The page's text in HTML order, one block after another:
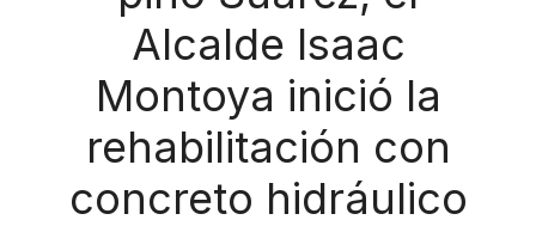
Alcalde Isaac
Montoya inició la
rehabilitación con
concreto hidráulico